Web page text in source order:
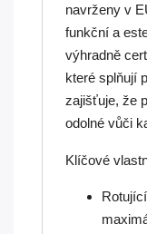
navrženy v
funkční a
výhradně
které splňují
zajišťuje, že
odolné vůči
Klíčové